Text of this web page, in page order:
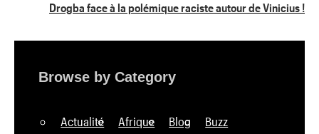
Drogba face à la polémique raciste autour de Vinicius !
Browse by Category
Actualité Afrique Blog Buzz